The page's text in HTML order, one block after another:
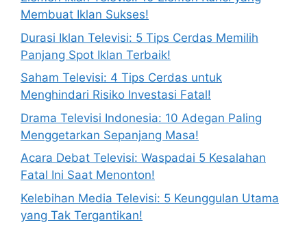
Membuat Iklan Sukses!
Durasi Iklan Televisi: 5 Tips Cerdas Memilih
Panjang Spot Iklan Terbaik!
Saham Televisi: 4 Tips Cerdas untuk
Menghindari Risiko Investasi Fatal!
Drama Televisi Indonesia: 10 Adegan Paling
Menggetarkan Sepanjang Masa!
Acara Debat Televisi: Waspadai 5 Kesalahan
Fatal Ini Saat Menonton!
Kelebihan Media Televisi: 5 Keunggulan Utama
yang Tak Tergantikan!